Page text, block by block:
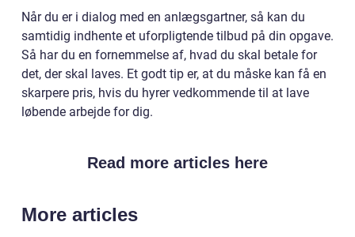
Når du er i dialog med en anlægsgartner, så kan du
samtidig indhente et uforpligtende tilbud på din opgave.
Så har du en fornemmelse af, hvad du skal betale for
det, der skal laves. Et godt tip er, at du måske kan få en
skarpere pris, hvis du hyrer vedkommende til at lave
løbende arbejde for dig.
Read more articles here
More articles